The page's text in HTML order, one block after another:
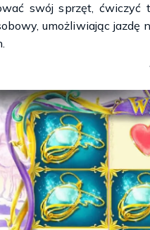
swój sprzęt, ćwiczyć
umożliwiając jazdę